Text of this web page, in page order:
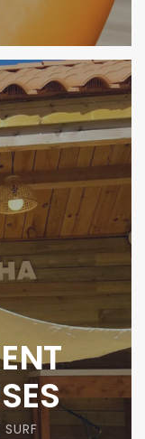
SURF